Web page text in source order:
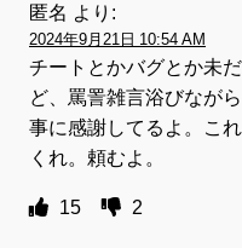
匿名 より:
2024年9月21日 10:54 AM
チートとかバグとか未
ど、罵詈雑言浴びなが
事に感謝してるよ。こ
くれ。頼むよ。
15 2